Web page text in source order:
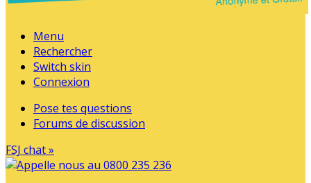
Menu
Rechercher
Switch skin
Connexion
Pose tes questions
Forums de discussion
FSJ chat »